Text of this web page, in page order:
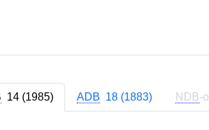
14 (1985) ADB 18 (1883) NDB-